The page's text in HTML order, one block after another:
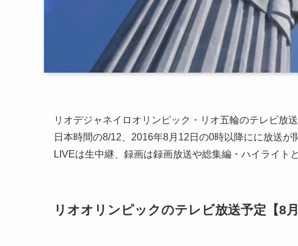
リオデジャネイロオリンピック・リオ五輪のテレビ放
日本時間の8/12、2016年8月12日の0時以降にに放送が
LIVEは生中継、録画は録画放送や総集編・ハイライト
リオオリンピックのテレビ放送予定【8